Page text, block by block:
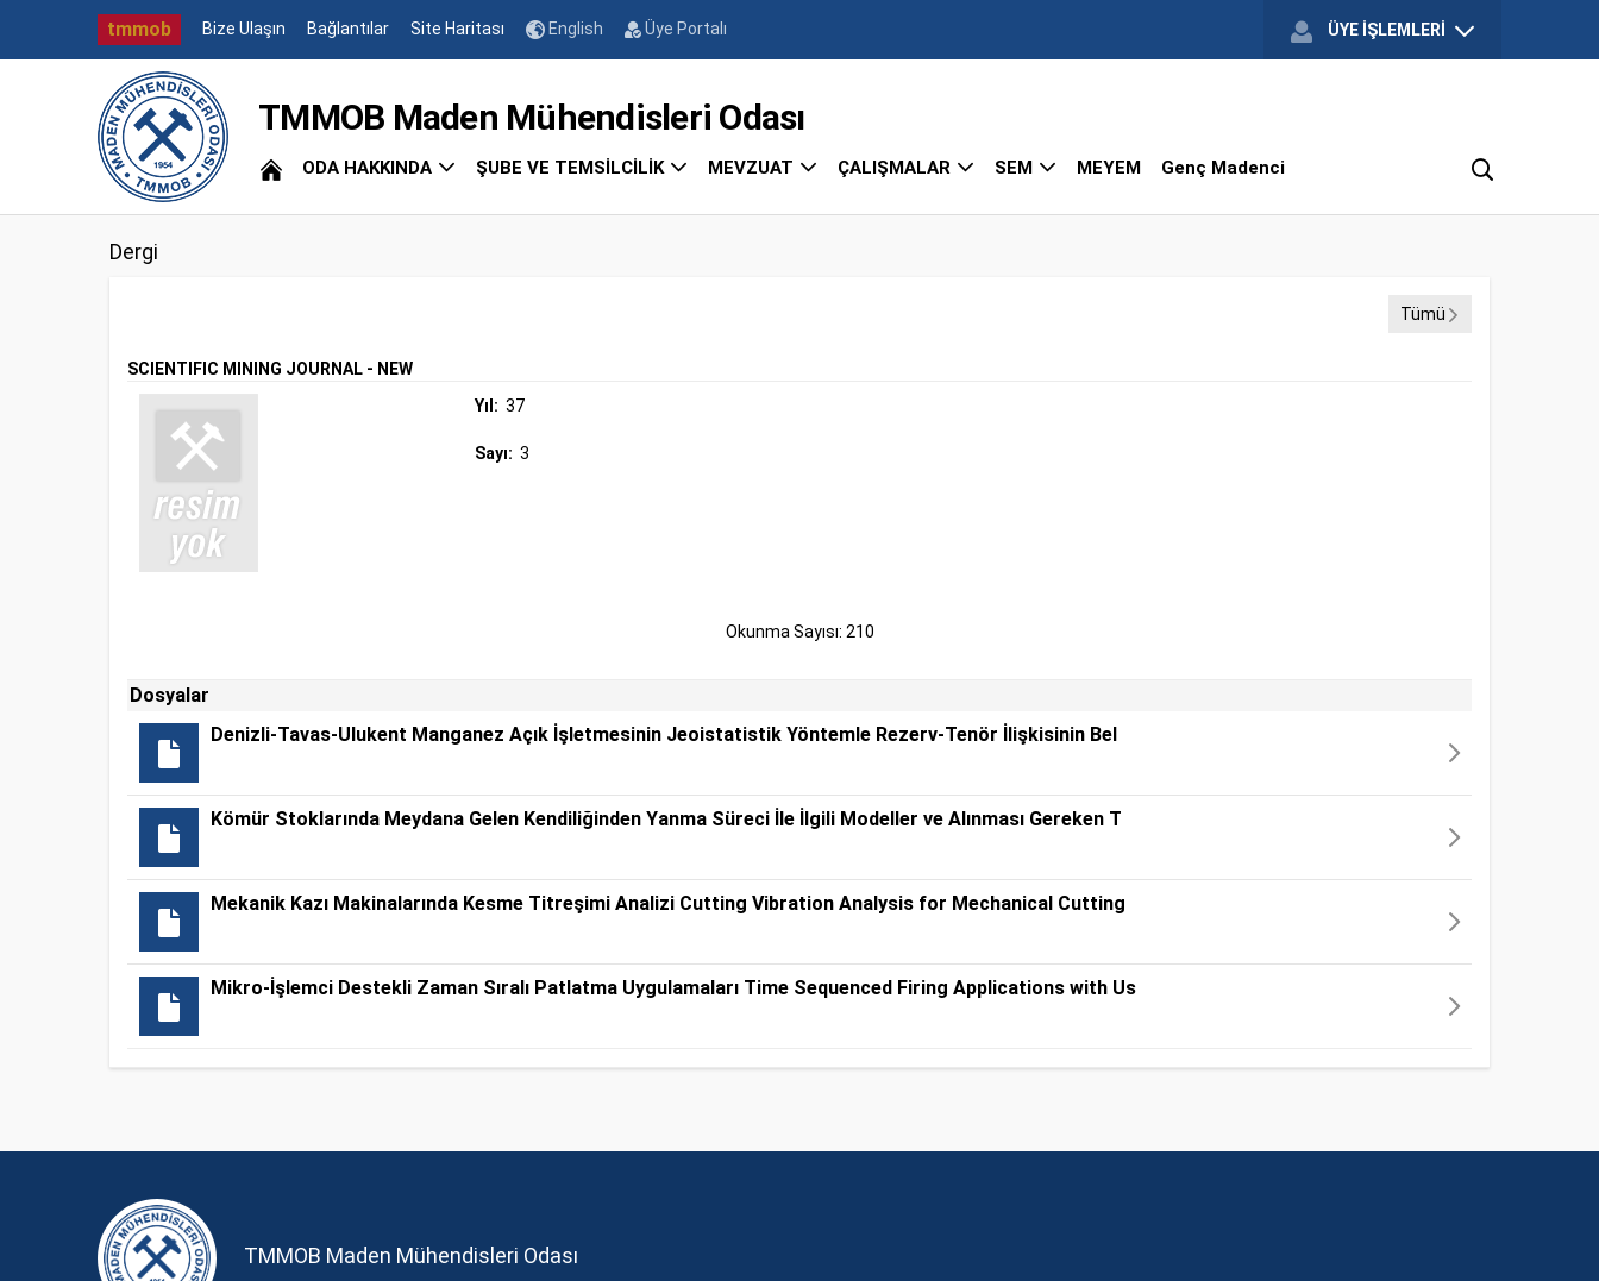
tmmob Bize Ulaşın Bağlantılar Site Haritası English Üye Portalı ÜYE İŞLEMLERİ
TMMOB Maden Mühendisleri Odası
ODA HAKKINDA ŞUBE VE TEMSİLCİLİK MEVZUAT ÇALIŞMALAR SEM MEYEM Genç Madenci
Dergi
Tümü
SCIENTIFIC MINING JOURNAL - NEW
Yıl: 37
Sayı: 3
Okunma Sayısı: 210
Dosyalar
Denizli-Tavas-Ulukent Manganez Açık İşletmesinin Jeoistatistik Yöntemle Rezerv-Tenör İlişkisinin Bel
Kömür Stoklarında Meydana Gelen Kendiliğinden Yanma Süreci İle İlgili Modeller ve Alınması Gereken T
Mekanik Kazı Makinalarında Kesme Titreşimi Analizi Cutting Vibration Analysis for Mechanical Cutting
Mikro-İşlemci Destekli Zaman Sıralı Patlatma Uygulamaları Time Sequenced Firing Applications with Us
TMMOB Maden Mühendisleri Odası